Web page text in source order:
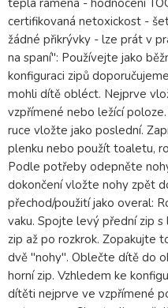
teplá ramena - hodnocení
certifikovaná netoxickost -
žádné přikrývky - lze prát v
na spaní": Používejte jako
konfiguraci zipů
mohli dítě obléct. Nejprve
vzpřímené nebo ležící
ruce vložte jako poslední.
plenku nebo použít toaletu,
Podle potřeby odepněte
dokončení vložte nohy zpět
přechod/použití jako overal:
vaku. Spojte levý přední zip
zip až po rozkrok. Zopakujte
dvě "nohy". Oblečte dítě do
horní zip. Vzhledem ke
dítěti nejprve ve vzpřímené